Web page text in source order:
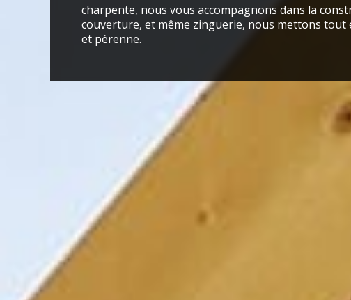
charpente, nous vous accompagnons dans la
couverture, et même zinguerie, nous mettons
et pérenne.